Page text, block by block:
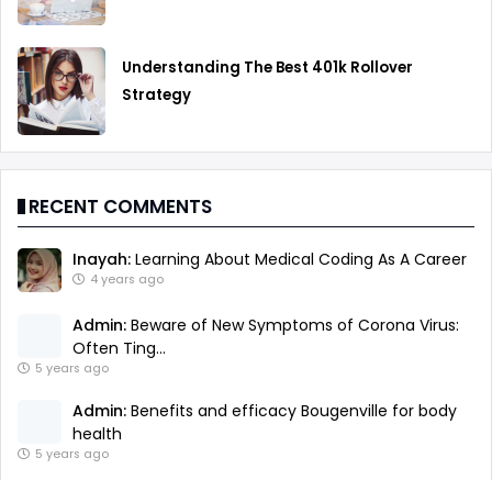
Understanding The Best 401k Rollover
Strategy
RECENT COMMENTS
Inayah: Learning About Medical Coding As A Career
4 years ago
Admin: Beware of New Symptoms of Corona Virus:
Often Ting...
5 years ago
Admin: Benefits and efficacy Bougenville for body
health
5 years ago